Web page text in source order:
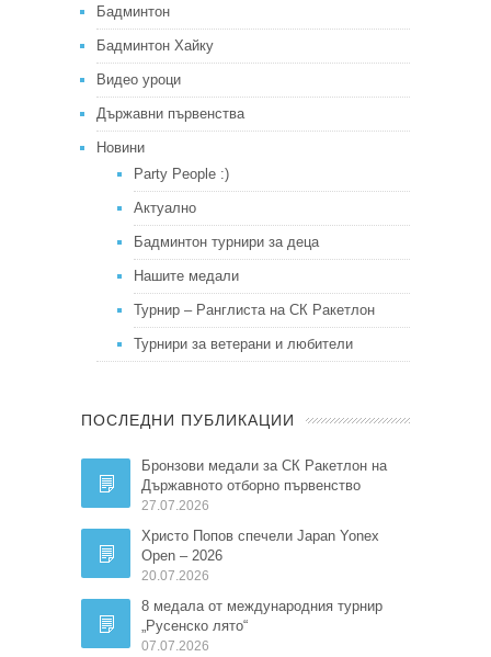
Бадминтон
Бадминтон Хайку
Видео уроци
Държавни първенства
Новини
Party People :)
Актуално
Бадминтон турнири за деца
Нашите медали
Турнир – Ранглиста на СК Ракетлон
Турнири за ветерани и любители
ПОСЛЕДНИ ПУБЛИКАЦИИ
Бронзови медали за СК Ракетлон на
Държавното отборно първенство
27.07.2026
Христо Попов спечели Japan Yonex
Open – 2026
20.07.2026
8 медала от международния турнир
„Русенско лято“
07.07.2026